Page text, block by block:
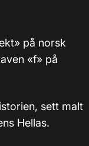
på norsk
«f» på
sett malt
Hellas.